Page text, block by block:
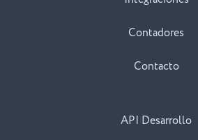
Contadores
Contacto
API Desarrollo